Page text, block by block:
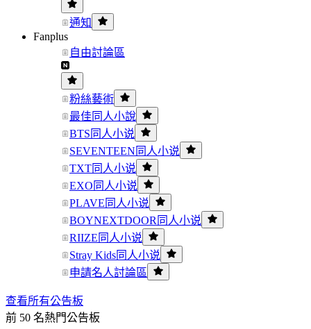
通知
Fanplus
自由討論區
粉絲藝術
最佳同人小說
BTS同人小说
SEVENTEEN同人小说
TXT同人小说
EXO同人小说
PLAVE同人小说
BOYNEXTDOOR同人小说
RIIZE同人小说
Stray Kids同人小说
申請名人討論區
查看所有公告板
前 50 名熱門公告板